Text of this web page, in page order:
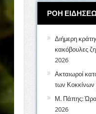
ΡΟΗ
Διήμερη
κακόβουλες
2026
Ακταιωροί
των Κοκκίνων
Μ. Πάπης: Ώρα
2026